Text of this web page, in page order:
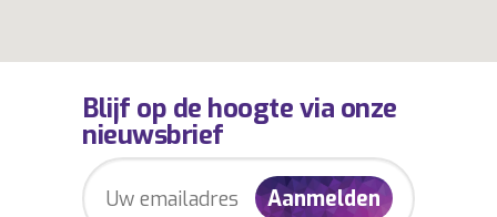
Blijf op de hoogte via onze
nieuwsbrief